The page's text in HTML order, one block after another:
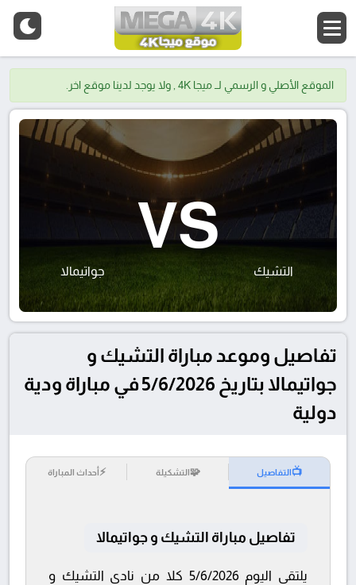
الموقع الأصلي و الرسمي لــ ميجا 4K , ولا يوجد لدينا موقع اخر.
التشيك
VS
جواتيمالا
تفاصيل وموعد مباراة التشيك و
جواتيمالا بتاريخ 5/6/2026 في مباراة ودية
دولية
📺التفاصيل 🧩التشكيلة ⚡أحداث المباراة
تفاصيل مباراة التشيك و جواتيمالا
يلتقى اليوم 5/6/2026 كلا من نادى التشيك و